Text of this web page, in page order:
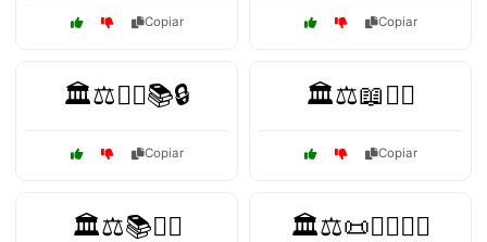
Copiar Copiar
🏛️⚖️👩‍⚖️📚🔒
Copiar
🏛️⚖️📖👨‍⚖️
Copiar
🏛️⚖️📚👨‍⚖️ 🏛️⚖️📜👨‍⚖️👩‍⚖️